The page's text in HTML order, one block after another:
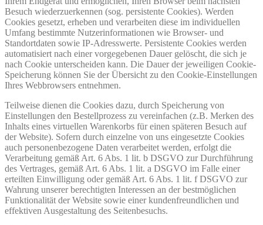
Besuch wiederzuerkennen (sog. persistente Cookies). Werden
Cookies gesetzt, erheben und verarbeiten diese im individuellen
Umfang bestimmte Nutzerinformationen wie Browser- und
Standortdaten sowie IP-Adresswerte. Persistente Cookies werden
automatisiert nach einer vorgegebenen Dauer gelöscht, die sich je
nach Cookie unterscheiden kann. Die Dauer der jeweiligen Cookie-
Speicherung können Sie der Übersicht zu den Cookie-Einstellungen
Ihres Webbrowsers entnehmen.
Teilweise dienen die Cookies dazu, durch Speicherung von
Einstellungen den Bestellprozess zu vereinfachen (z.B. Merken des
Inhalts eines virtuellen Warenkorbs für einen späteren Besuch auf
der Website). Sofern durch einzelne von uns eingesetzte Cookies
auch personenbezogene Daten verarbeitet werden, erfolgt die
Verarbeitung gemäß Art. 6 Abs. 1 lit. b DSGVO zur Durchführung
des Vertrages, gemäß Art. 6 Abs. 1 lit. a DSGVO im Falle einer
erteilten Einwilligung oder gemäß Art. 6 Abs. 1 lit. f DSGVO zur
Wahrung unserer berechtigten Interessen an der bestmöglichen
Funktionalität der Website sowie einer kundenfreundlichen und
effektiven Ausgestaltung des Seitenbesuchs.